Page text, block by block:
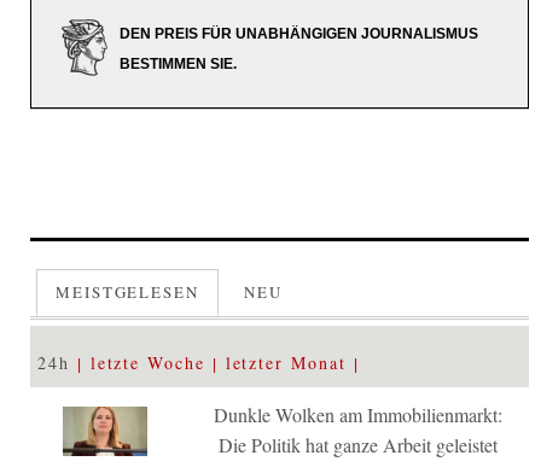
DEN PREIS FÜR UNABHÄNGIGEN JOURNALISMUS
BESTIMMEN SIE.
MEISTGELESEN NEU
24h letzte Woche letzter Monat
Dunkle Wolken am Immobilienmarkt:
Die Politik hat ganze Arbeit geleistet